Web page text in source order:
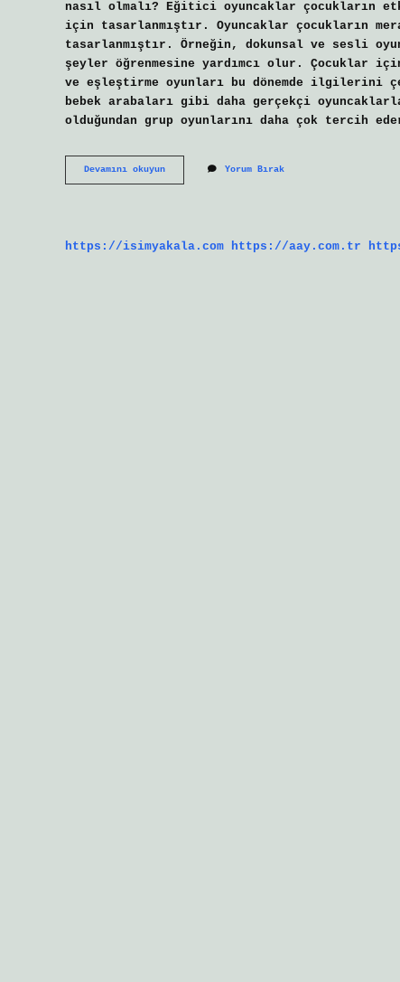
nasıl olmalı? Eğitici oyuncaklar çocukların
için tasarlanmıştır. Oyuncaklar çocukların
tasarlanmıştır. Örneğin, dokunsal ve sesli
şeyler öğrenmesine yardımcı olur. Çocuklar
ve eşleştirme oyunları bu dönemde ilgilerini
bebek arabaları gibi daha gerçekçi
olduğundan grup oyunlarını daha çok tercih
Devamını okuyunÇocuklara
Oyuncak
Yorum Bırak
https://isimyakala.com https://aay.com.tr